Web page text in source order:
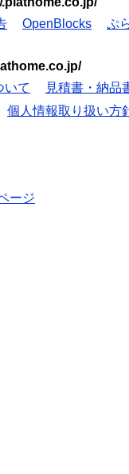
OpenBlocks ぷ
いて 見積書・納品
個人情報取り扱い方
ージ